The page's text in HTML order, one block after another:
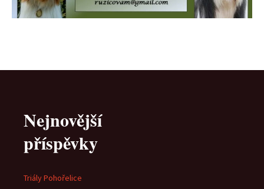
Nejnovější
příspěvky
Triály Pohořelice